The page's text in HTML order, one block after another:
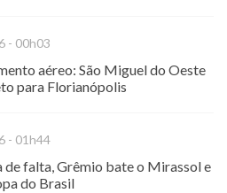
- 00h03
aéreo: São Miguel do Oeste
para Florianópolis
- 01h44
de falta, Grêmio bate o Mirassol e
do Brasil